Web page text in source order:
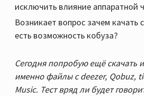
исключить влияние аппаратной
Возникает вопрос зачем качать
есть возможность кобуза?
Сегодня попробую ещё скачать
именно файлы с deezer, Qobuz,
Music. Тест вряд ли будет